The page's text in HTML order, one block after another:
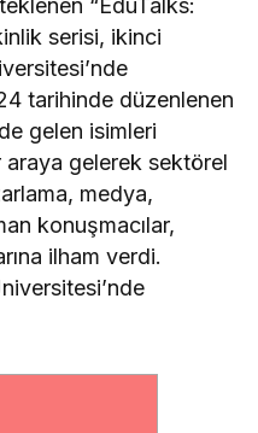
serisi, ikinci
tarihinde düzenlenen
gelen isimleri
gelerek sektörel
medya,
konuşmacılar,
ilham verdi.